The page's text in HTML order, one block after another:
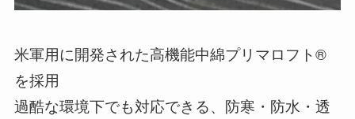
米軍用に開発された高機能中綿プリマロフト®
を採用
過酷な環境下でも対応できる、防寒・防水・透